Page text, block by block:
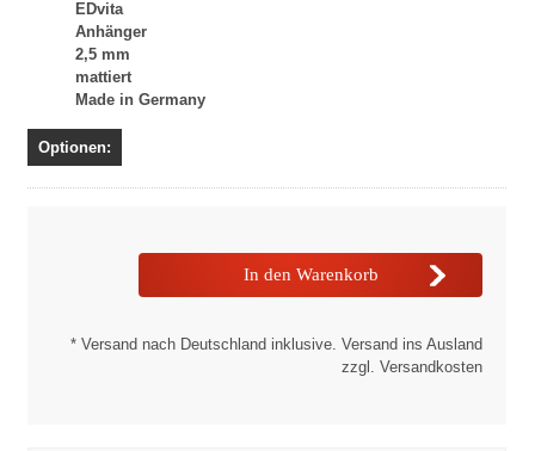
EDvita
Anhänger
2,5 mm
mattiert
Made in Germany
Optionen:
* Versand nach Deutschland inklusive. Versand ins Ausland
zzgl. Versandkosten